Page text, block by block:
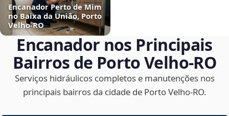
Encanador Perto de Mim
no Baixa da União, Porto
Velho‑RO
Encanador nos Principais
Bairros de Porto Velho‑RO
Serviços hidráulicos completos e manutenções nos
principais bairros da cidade de Porto Velho‑RO.